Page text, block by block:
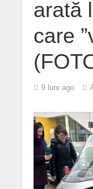
arată
care
9 luni ago